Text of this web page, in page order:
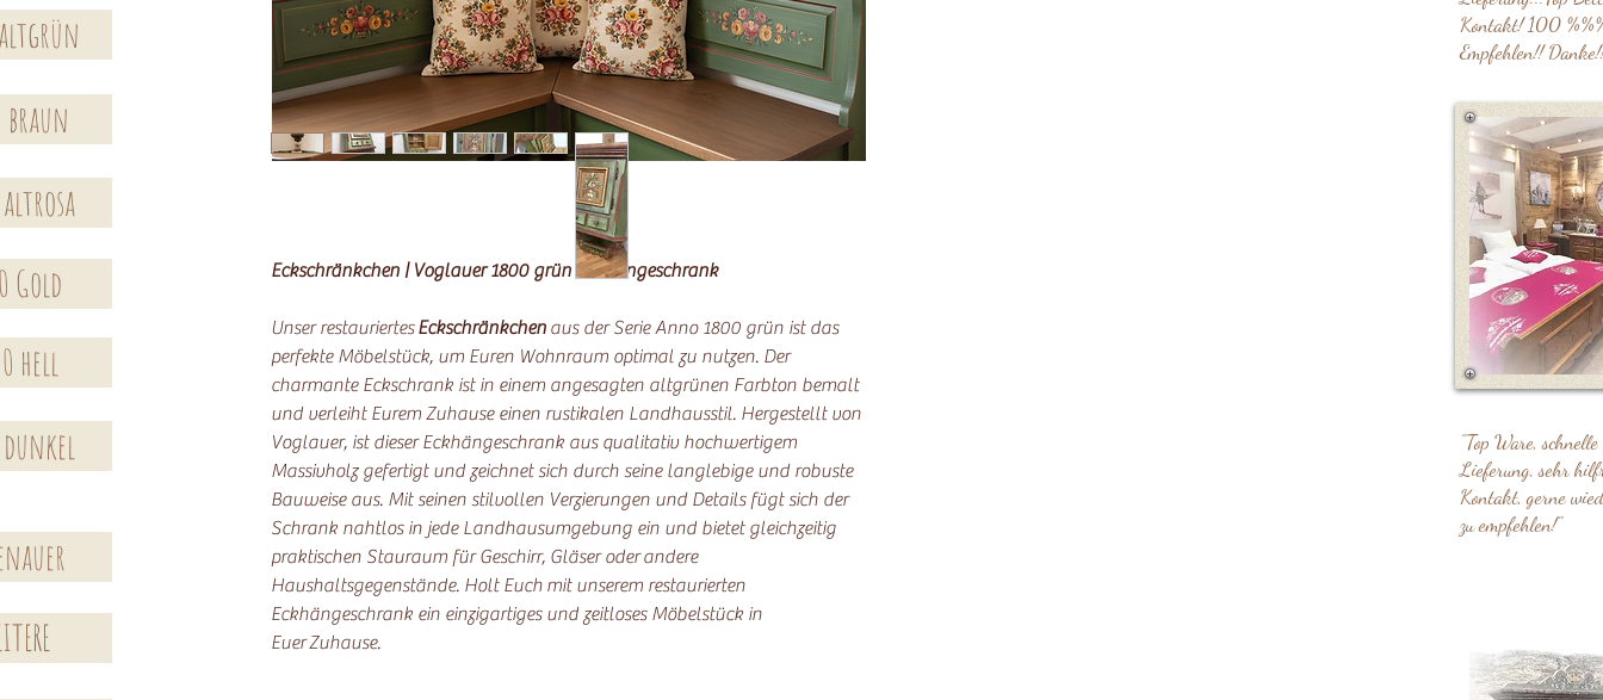
Eckschränkchen | Voglauer 1800 grün Eckhängeschrank
Unser restauriertesEckschränkchen aus der Serie Anno 1800 grün ist das
perfekte Möbelstück, um Euren Wohnraum optimal zu nutzen. Der
charmante Eckschrank ist in einem angesagten altgrünen Farbton bemalt
und verleiht Eurem Zuhause einen rustikalen Landhausstil. Hergestellt von
Voglauer, ist dieser Eckhängeschrank aus qualitativ hochwertigem
Massivholz gefertigt und zeichnet sich durch seine langlebige und robuste
Bauweise aus. Mit seinen stilvollen Verzierungen und Details fügt sich der
Schrank nahtlos in jede Landhausumgebung ein und bietet gleichzeitig
praktischen Stauraum für Geschirr, Gläser oder andere
Haushaltsgegenstände. Holt Euch mit unserem restaurierten
Eckhängeschrank ein einzigartiges und zeitloses Möbelstück in
Euer Zuhause.
braun
Gold
hell
"Top Ware, schnelle
Lieferung, sehr
Kontakt, gerne
zu empfehlen!"
Kontakt! 100
Empfehlen!!